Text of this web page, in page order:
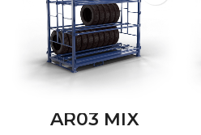
AR03 MIX